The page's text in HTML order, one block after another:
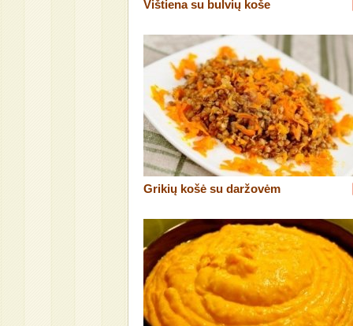
Vištiena su bulvių koše
Grikių košė su daržovėm